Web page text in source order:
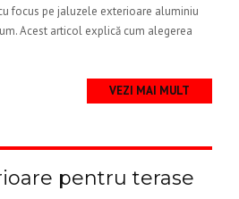
focus pe jaluzele exterioare aluminiu
Acest articol explică cum alegerea
VEZI MAI MULT
pentru terase